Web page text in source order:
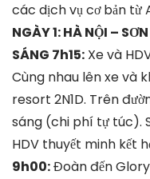
các dịch vụ cơ bản từ
NGÀY 1: HÀ NỘI –
SÁNG 7h15: Xe và
Cùng nhau lên xe và
resort 2N1D. Trên
sáng (chi phí tự túc).
HDV thuyết minh kết
9h00:Đoàn đến